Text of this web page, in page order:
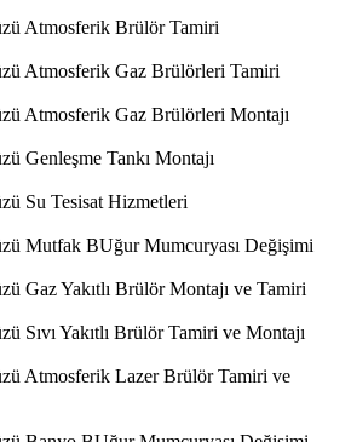
Atmosferik Brülör Tamiri
Atmosferik Gaz Brülörleri Tamiri
Atmosferik Gaz Brülörleri Montajı
Genleşme Tankı Montajı
Su Tesisat Hizmetleri
Mutfak BUğur Mumcuryası Değişimi
Gaz Yakıtlı Brülör Montajı ve Tamiri
Sıvı Yakıtlı Brülör Tamiri ve Montajı
Atmosferik Lazer Brülör Tamiri ve